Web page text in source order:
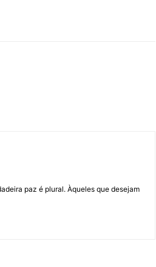
paz é plural. Àqueles que desejam